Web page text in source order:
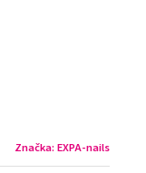
Značka: EXPA-nails